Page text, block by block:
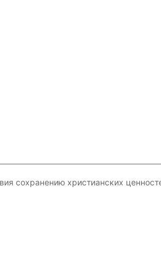
сохранению христианских